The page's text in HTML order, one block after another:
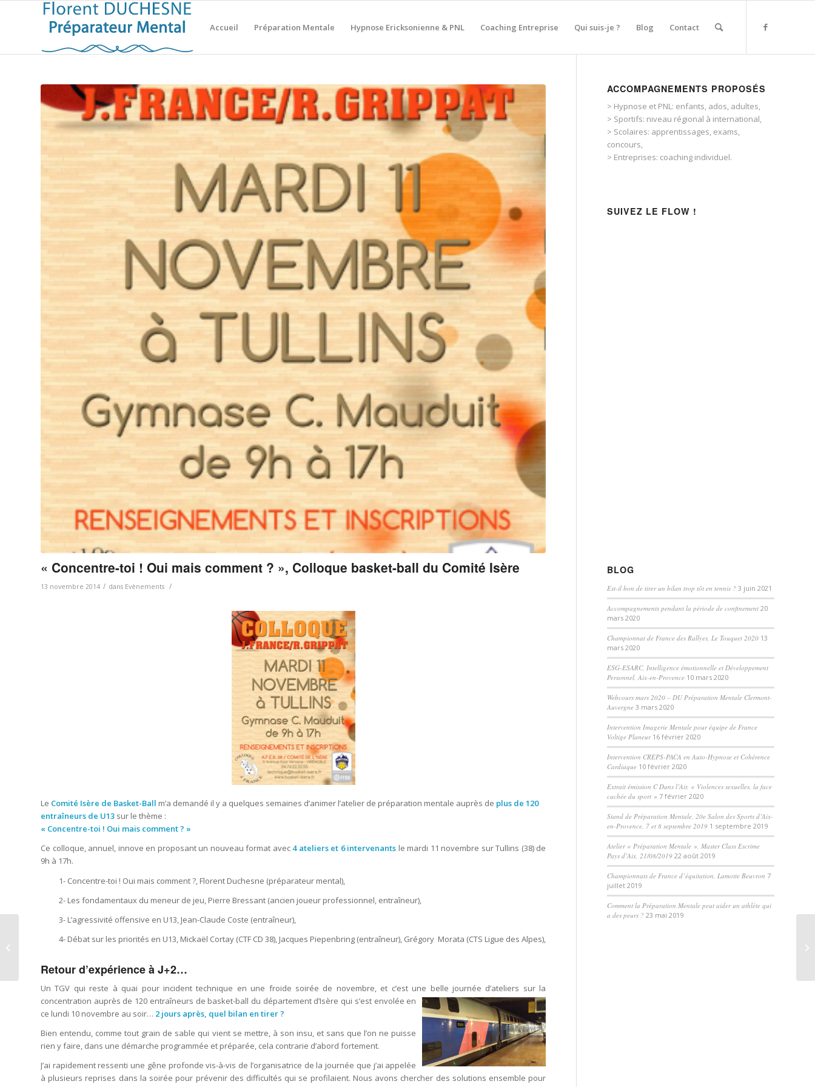
Accueil Préparation Mentale Hypnose Ericksonienne & PNL Coaching Entreprise Qui suis-je ? Blog Contact
« Concentre-toi ! Oui mais comment ? », Colloque basket-ball du Comité Isère
13 novembre 2014 / dans Evènements /
Le Comité Isère de Basket-Ball m’a demandé il y a quelques semaines d’animer l’atelier de préparation mentale auprès de plus de 120
entraîneurs de U13 sur le thème :
« Concentre-toi ! Oui mais comment ? »
Ce colloque, annuel, innove en proposant un nouveau format avec 4 ateliers et 6 intervenants le mardi 11 novembre sur Tullins (38) de
9h à 17h.
1- Concentre-toi ! Oui mais comment ?, Florent Duchesne (préparateur mental),
2- Les fondamentaux du meneur de jeu, Pierre Bressant (ancien joueur professionnel, entraîneur),
3- L’agressivité offensive en U13, Jean-Claude Coste (entraîneur),
4- Débat sur les priorités en U13, Mickaël Cortay (CTF CD 38), Jacques Piepenbring (entraîneur), Grégory Morata (CTS Ligue des Alpes),
Retour d’expérience à J+2…
Un TGV qui reste à quai pour incident technique en une froide soirée de novembre, et c’est une belle journée d’ateliers sur la
concentration auprès de 120 entraîneurs de basket-ball du département d’Isère qui s’est envolée en
ce lundi 10 novembre au soir… 2 jours après, quel bilan en tirer ?
Bien entendu, comme tout grain de sable qui vient se mettre, à son insu, et sans que l’on ne puisse
rien y faire, dans une démarche programmée et préparée, cela contrarie d’abord fortement.
J’ai rapidement ressenti une gêne profonde vis-à-vis de l’organisatrice de la journée que j’ai appelée
à plusieurs reprises dans la soirée pour prévenir des difficultés qui se profilaient. Nous avons chercher des solutions ensemble pour
ACCOMPAGNEMENTS PROPOSÉS
> Hypnose et PNL: enfants, ados, adultes,
> Sportifs: niveau régional à international,
> Scolaires: apprentissages, exams,
concours,
> Entreprises: coaching individuel.
SUIVEZ LE FLOW !
BLOG
Est-il bon de tirer un bilan trop tôt en tennis ? 3 juin 2021
Accompagnements pendant la période de confinement 20
mars 2020
Championnat de France des Rallyes, Le Touquet 2020 13
mars 2020
ESG-ESARC, Intelligence émotionnelle et Développement
Personnel, Aix-en-Provence 10 mars 2020
Webcours mars 2020 – DU Préparation Mentale Clermont-
Auvergne 3 mars 2020
Intervention Imagerie Mentale pour équipe de France
Voltige Planeur 16 février 2020
Intervention CREPS-PACA en Auto-Hypnose et Cohérence
Cardiaque 10 février 2020
Extrait émission C Dans l’Air, « Violences sexuelles, la face
cachée du sport » 7 février 2020
Stand de Préparation Mentale, 20e Salon des Sports d’Aix-
en-Provence, 7 et 8 septembre 2019 1 septembre 2019
Atelier « Préparation Mentale », Master Class Escrime
Pays d’Aix, 21/08/2019 22 août 2019
Championnats de France d’équitation, Lamotte Beuvron 7
juillet 2019
Comment la Préparation Mentale peut aider un athlète qui
a des peurs ? 23 mai 2019
« La cohérence
préparation...